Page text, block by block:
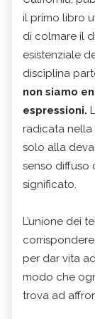
il primo libro
di colmare il
esistenziale
disciplina
non siamo
espressioni.
radicata
solo alla
senso diffuso
significato.
L’unione dei
per dar vita
modo che
trova ad